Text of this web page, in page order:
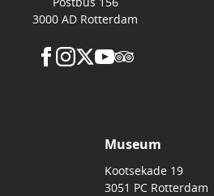
3000 AD Rotterdam
Museum
Kootsekade 19
3051 PC Rotterdam